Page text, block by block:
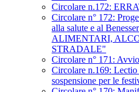
Circolare n.172:
Circolare n° 172:
alla salute e al
ALIMENTARI,
STRADALE"
Circolare n° 171:
Circolare n.169:
sospensione per le